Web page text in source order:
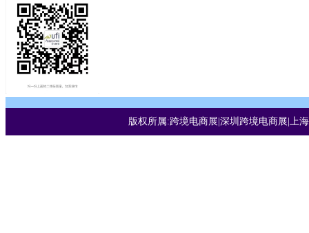
版权所属:跨境电商展|深圳跨境电商展|上